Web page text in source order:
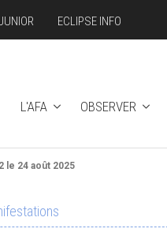
L'AFA OBSERVER
ECLIPSE INFO
le 24 août 2025